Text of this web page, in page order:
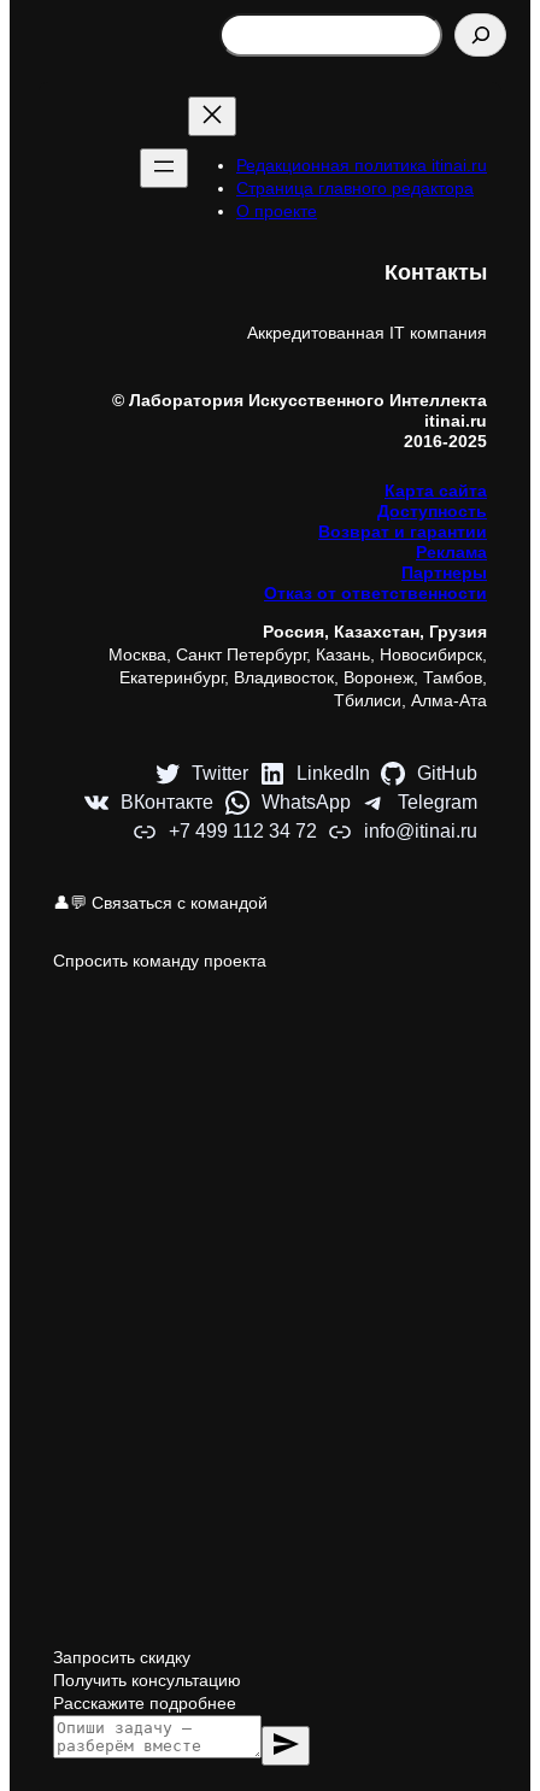
Search
Редакционная политика itinai.ru
Страница главного редактора
О проекте
Контакты
Аккредитованная IT компания
© Лаборатория Искусственного Интеллекта
itinai.ru
2016-2025
Карта сайта
Доступность
Возврат и гарантии
Реклама
Партнеры
Отказ от ответственности
Россия, Казахстан, Грузия
Москва, Санкт Петербург, Казань, Новосибирск,
Екатеринбург, Владивосток, Воронеж, Тамбов,
Тбилиси, Алма-Ата
Twitter LinkedIn
GitHub
ВКонтакте
WhatsApp
Telegram
+7 499 112 34 72
info@itinai.ru
👤💬 Связаться с командой
Спросить команду проекта
Запросить скидку
Получить консультацию
Расскажите подробнее
send